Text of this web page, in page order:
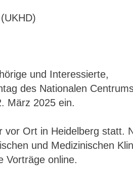
und Interessierte,
des Nationalen
März 2025 ein.
Ort in Heidelberg statt.
und Medizinischen
Vorträge online.